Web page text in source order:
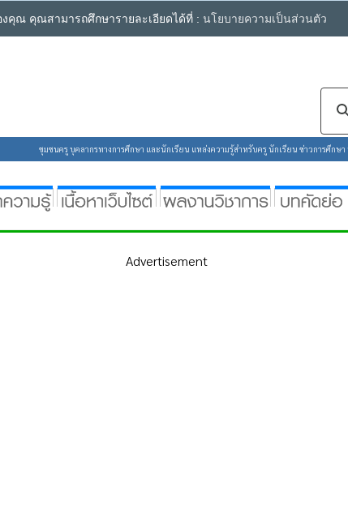
คุณ คุณสามารถศึกษารายละเอียดได้ที่ : นโยบายความเป็นส่วนตัว
ชุมชนครู บุคลากรทางการศึกษา และนักเรียน แหล่งความรู้สำหรับครู นักเรียน ข่าวการศึก
Advertisement